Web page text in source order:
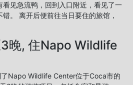
见急流鸭，回到入口附近，看见了一
。 离开后便前往当日要住的旅馆，
晚, 住Napo Wildlife
Napo Wildlife Center位于Coca市的